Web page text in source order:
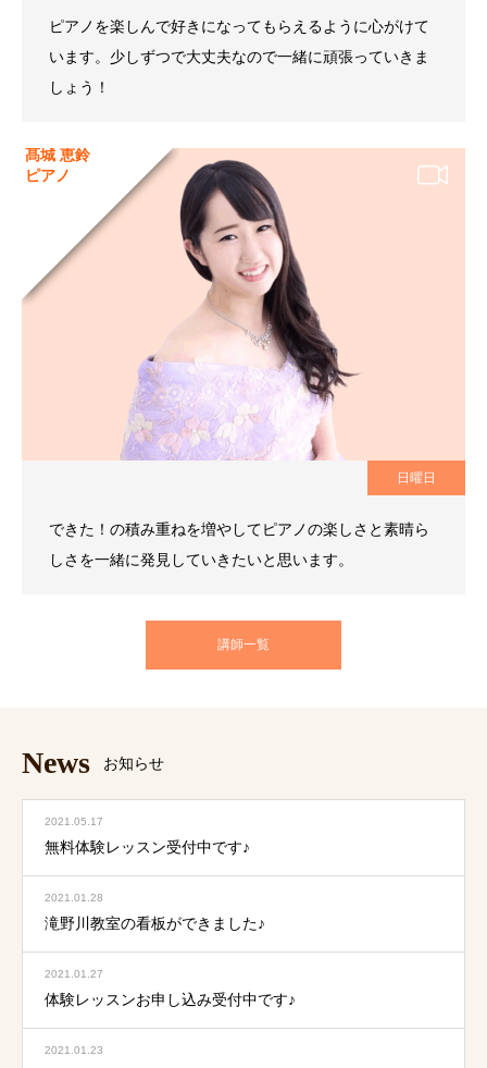
ピアノを楽しんで好きになってもらえるように心がけて
います。少しずつで大丈夫なので一緒に頑張っていきま
しょう！
髙城 恵鈴
ピアノ
日曜日
できた！の積み重ねを増やしてピアノの楽しさと素晴ら
しさを一緒に発見していきたいと思います。
講師一覧
News お知らせ
2021.05.17
無料体験レッスン受付中です♪
2021.01.28
滝野川教室の看板ができました♪
2021.01.27
体験レッスンお申し込み受付中です♪
2021.01.23